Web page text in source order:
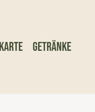
Getränke